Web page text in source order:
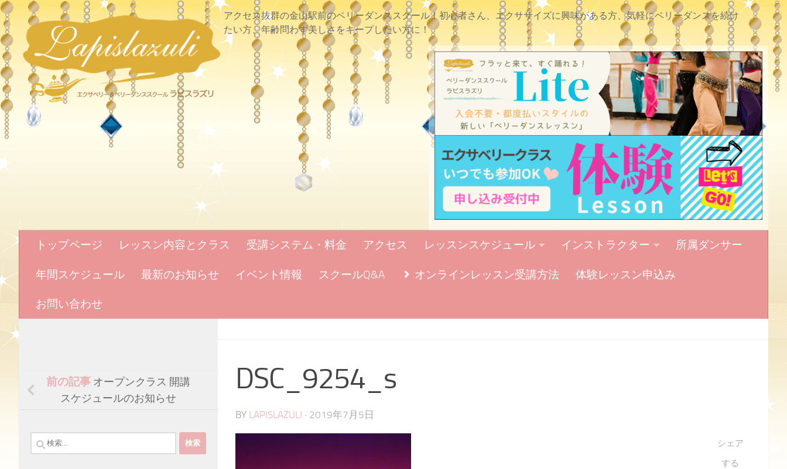
アクセス抜群の金山駅前のベリーダンススクール！初心者さん、エクササイズに興味がある方、気軽にベリーダンスを続け
たい方、年齢問わず美しさをキープしたい方に！
トップページ レッスン内容とクラス 受講システム・料金 アクセス レッスンスケジュール インストラクター 所属ダンサー
年間スケジュール 最新のお知らせ イベント情報 スクールQ&A オンラインレッスン受講方法 体験レッスン申込み
お問い合わせ
DSC_9254_s
BY LAPISLAZULI · 2019年7月5日
シェア
する
前の記事 オープンクラス 開講
スケジュールのお知らせ
検
索: